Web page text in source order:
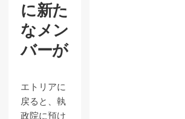
に新た
なメン
バーが
エトリアに
戻ると、執
政院に預け